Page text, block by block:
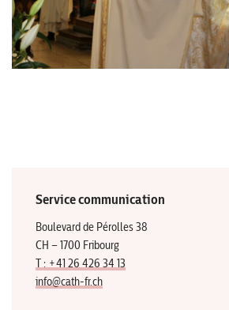
Service communication
Boulevard de Pérolles 38
CH – 1700 Fribourg
T : +41 26 426 34 13
info@cath-fr.ch